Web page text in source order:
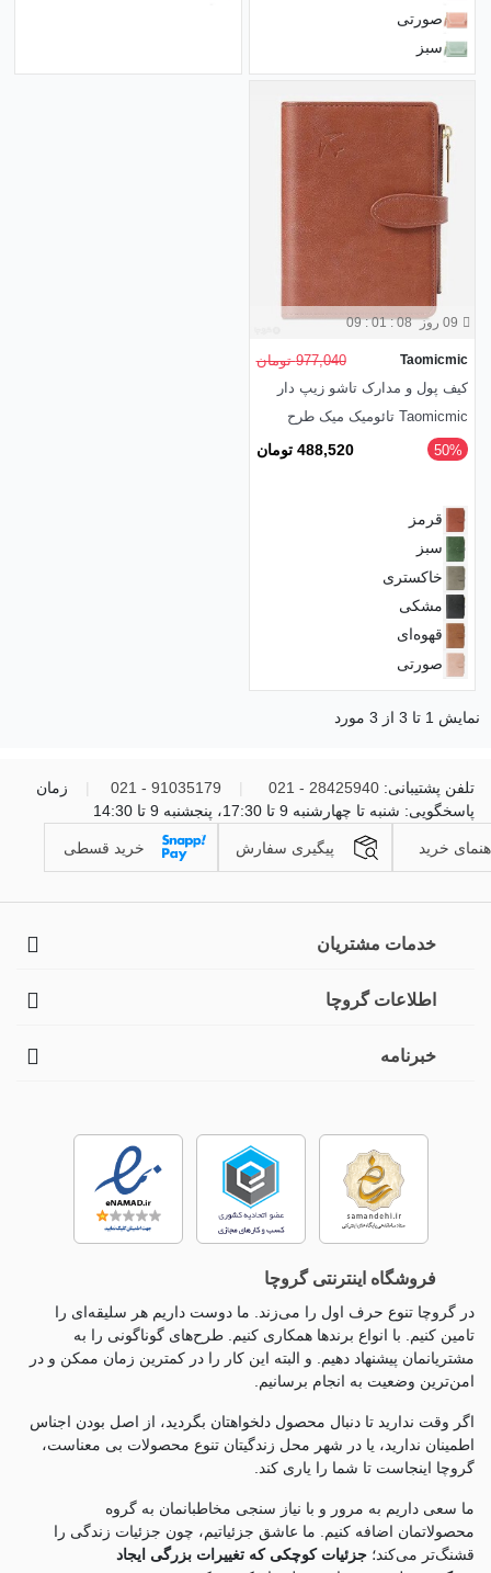
صورتی
سبز
09 روز 09 : 01 : 08
Taomicmic
977,040 تومان
کیف پول و مدارک تاشو زیپ دار
Taomicmic تائومیک میک طرح
کلاسیک
‎50% 488,520 تومان
قرمز
سبز
خاکستری
مشکی
قهوه‌ای
صورتی
نمایش 1 تا 3 از 3 مورد
تلفن پشتیبانی: 28425940 - 021
91035179 - 021
زمان
پاسخگویی: شنبه تا چهارشنبه 9 تا 17:30، پنجشنبه 9 تا 14:30
خرید پیگیری سفارش خرید قسطی
خدمات مشتریان
اطلاعات گروچا
خبرنامه
فروشگاه اینترنتی گروچا
در گروچا تنوع حرف اول را می‌زند. ما دوست داریم هر سلیقه‌ای را
تامین کنیم. با انواع برندها همکاری کنیم. طرح‌های گوناگونی را به
مشتریانمان پیشنهاد دهیم. و البته این کار را در کمترین زمان ممکن و در
امن‌ترین وضعیت به انجام برسانیم.
اگر وقت ندارید تا دنبال محصول دلخواهتان بگردید، از اصل بودن اجناس
اطمینان ندارید، یا در شهر محل زندگیتان تنوع محصولات بی معناست،
گروچا اینجاست تا شما را یاری کند.
ما سعی داریم به مرور و با نیاز سنجی مخاطبانمان به گروه
محصولاتمان اضافه کنیم. ما عاشق جزئياتیم، چون جزئيات زندگی را
قشنگ‌تر می‌کند؛ جزئیات کوچکی که تغییرات بزرگی ایجاد